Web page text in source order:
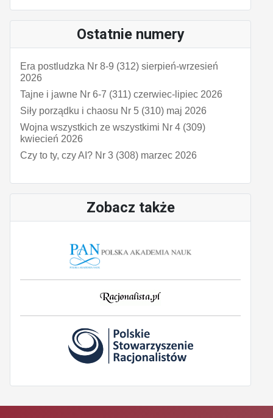
Ostatnie numery
Era postludzka Nr 8-9 (312) sierpień-wrzesień
2026
Tajne i jawne Nr 6-7 (311) czerwiec-lipiec 2026
Siły porządku i chaosu Nr 5 (310) maj 2026
Wojna wszystkich ze wszystkimi Nr 4 (309)
kwiecień 2026
Czy to ty, czy AI? Nr 3 (308) marzec 2026
Zobacz także